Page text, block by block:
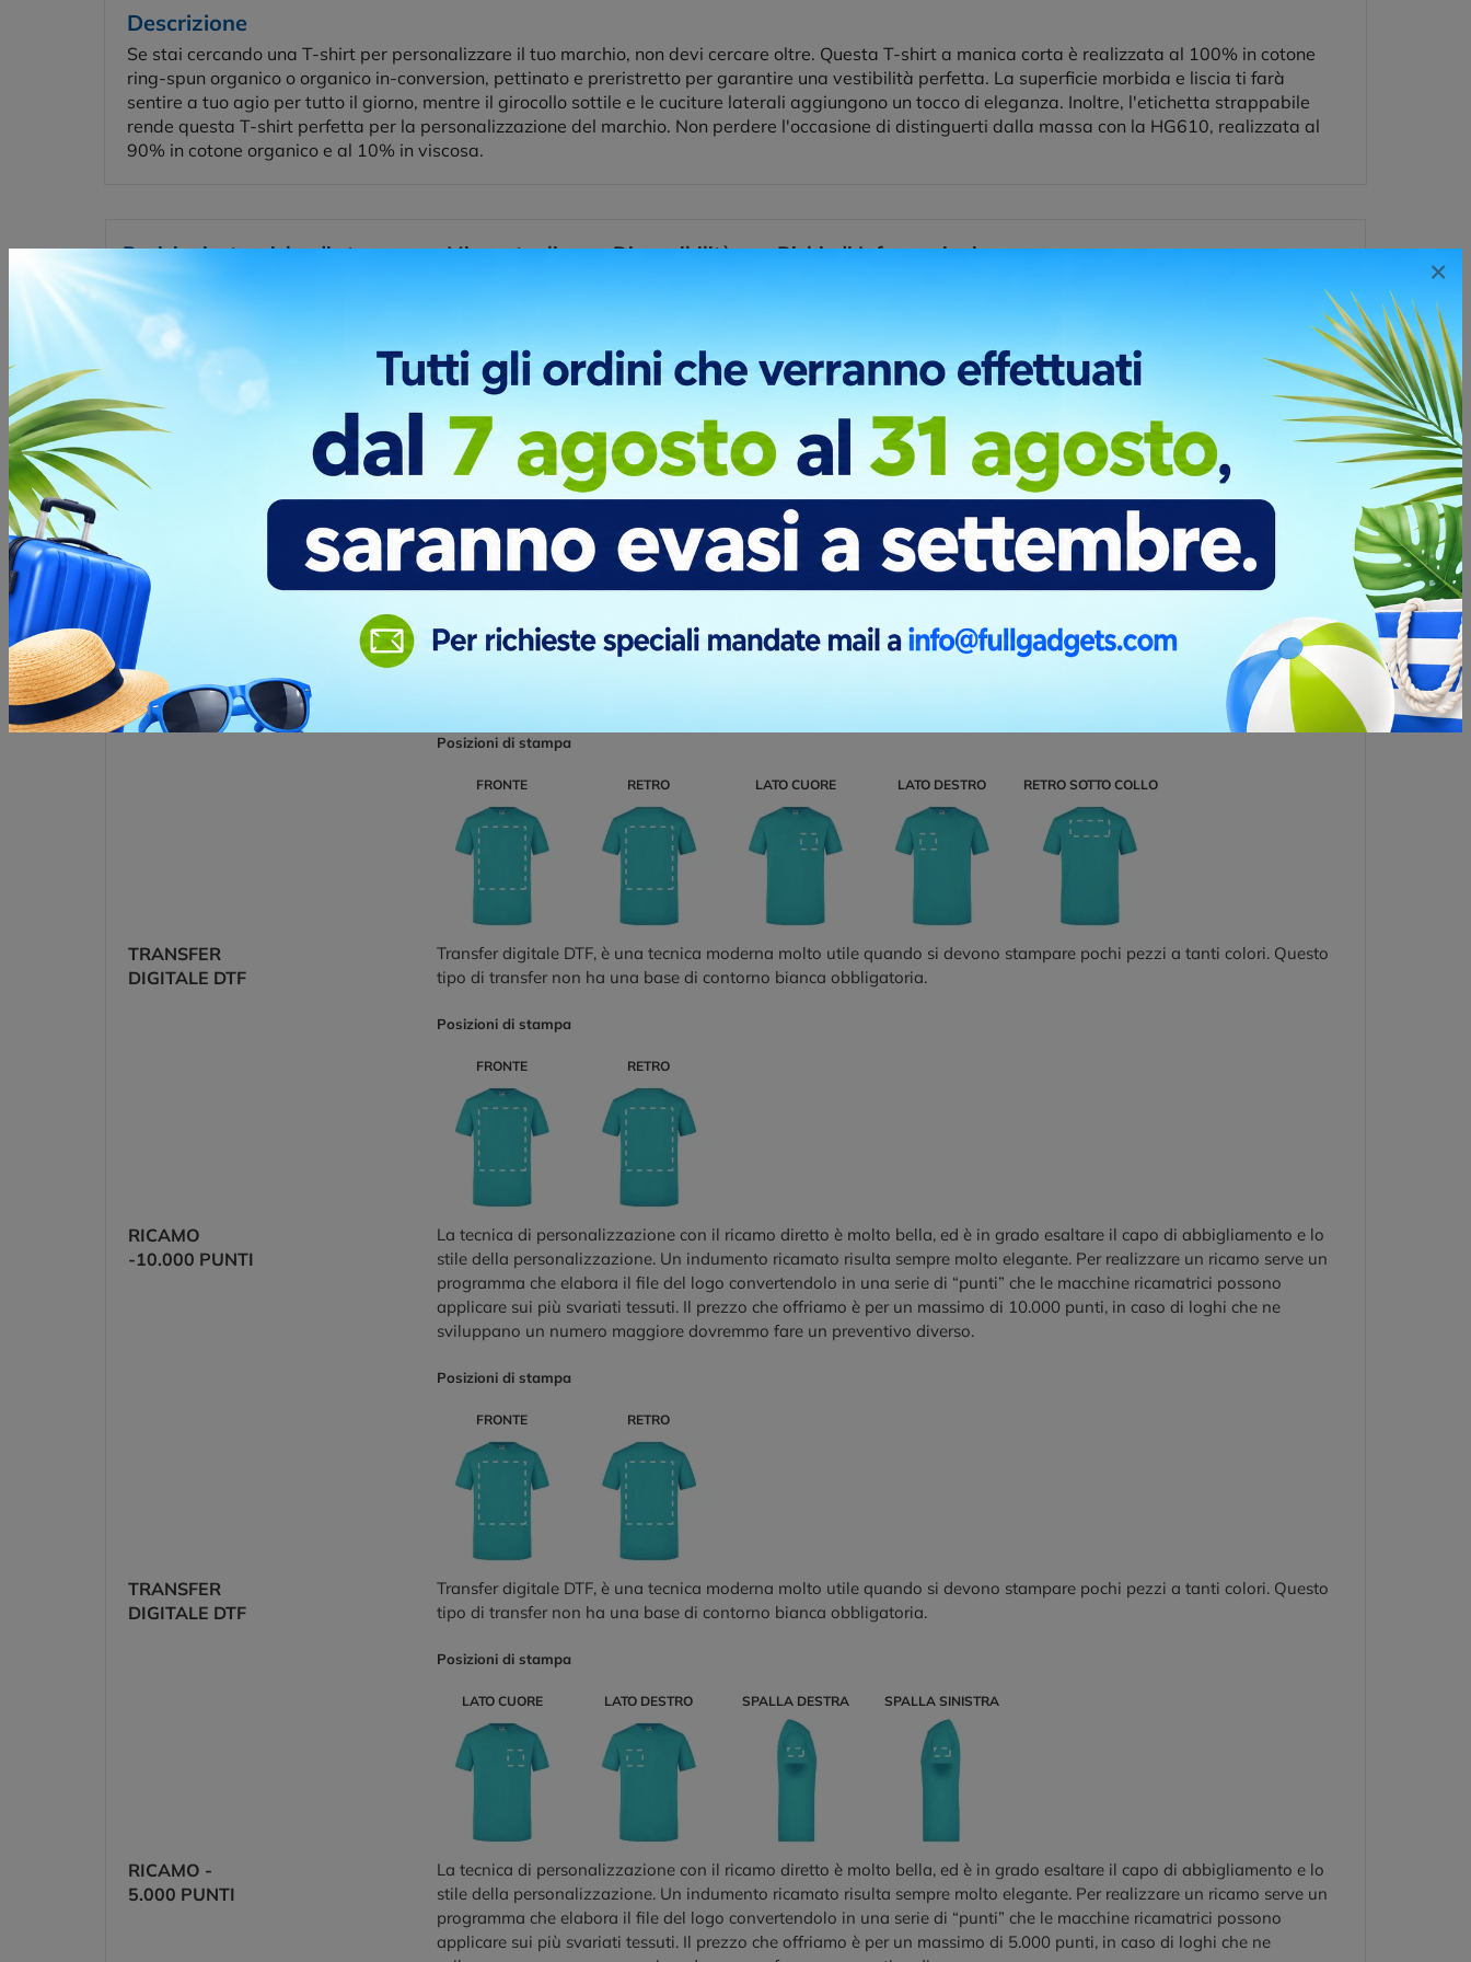
×
Descrizione
Se stai cercando una T-shirt per personalizzare il tuo marchio, non devi cercare oltre. Questa T-shirt a manica corta è realizzata al 100% in cotone
ring-spun organico o organico in-conversion, pettinato e preristretto per garantire una vestibilità perfetta. La superficie morbida e liscia ti farà
sentire a tuo agio per tutto il giorno, mentre il girocollo sottile e le cuciture laterali aggiungono un tocco di eleganza. Inoltre, l'etichetta strappabile
rende questa T-shirt perfetta per la personalizzazione del marchio. Non perdere l'occasione di distinguerti dalla massa con la HG610, realizzata al
90% in cotone organico e al 10% in viscosa.
Posizioni e tecniche di stampa Misure taglie Disponibilità Richiedi Informazioni
SERIGRAFIA
moda, al lavoro e allo sport. Ha un’ottima resa sia su supporti piani che su quelli leggermente concavi e, a seconda della
richiesta, permette di ottenere stampe artistiche a tinte piatte, con incastri di due o più colori.
Posizioni di stampa
FRONTE RETRO LATO CUORE LATO DESTRO RETRO SOTTO COLLO
SERIGRAFIA -
QUADRICROMIA
La stampa serigrafica in quadricormia è la tecnica normalmente usata per la stampa di tessuti quando il logo da
stampare è composto da più di 5 colori e con molte sfumature. Il risultato finale di quetsa stampa dipende molto anche
Posizioni di stampa
FRONTE RETRO LATO CUORE LATO DESTRO RETRO SOTTO COLLO
TRANSFER
DIGITALE DTF
Transfer digitale DTF, è una tecnica moderna molto utile quando si devono stampare pochi pezzi a tanti colori. Questo
tipo di transfer non ha una base di contorno bianca obbligatoria.
Posizioni di stampa
FRONTE RETRO
RICAMO
-10.000 PUNTI
La tecnica di personalizzazione con il ricamo diretto è molto bella, ed è in grado esaltare il capo di abbigliamento e lo
stile della personalizzazione. Un indumento ricamato risulta sempre molto elegante. Per realizzare un ricamo serve un
programma che elabora il file del logo convertendolo in una serie di “punti” che le macchine ricamatrici possono
applicare sui più svariati tessuti. Il prezzo che offriamo è per un massimo di 10.000 punti, in caso di loghi che ne
sviluppano un numero maggiore dovremmo fare un preventivo diverso.
Posizioni di stampa
FRONTE RETRO
TRANSFER
DIGITALE DTF
Transfer digitale DTF, è una tecnica moderna molto utile quando si devono stampare pochi pezzi a tanti colori. Questo
tipo di transfer non ha una base di contorno bianca obbligatoria.
Posizioni di stampa
LATO CUORE LATO DESTRO SPALLA DESTRA SPALLA SINISTRA
RICAMO -
5.000 PUNTI
La tecnica di personalizzazione con il ricamo diretto è molto bella, ed è in grado esaltare il capo di abbigliamento e lo
stile della personalizzazione. Un indumento ricamato risulta sempre molto elegante. Per realizzare un ricamo serve un
programma che elabora il file del logo convertendolo in una serie di “punti” che le macchine ricamatrici possono
applicare sui più svariati tessuti. Il prezzo che offriamo è per un massimo di 5.000 punti, in caso di loghi che ne